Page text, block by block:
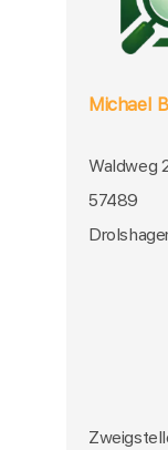
Michael
Waldweg
57489